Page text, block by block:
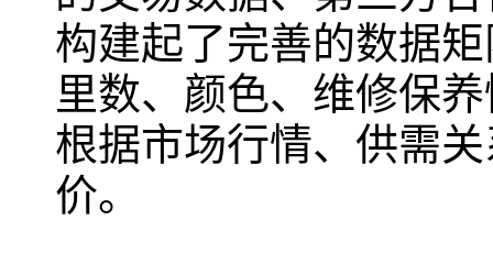
构建起了完善的数据
里数、颜色、维修保
根据市场行情、供需
价。